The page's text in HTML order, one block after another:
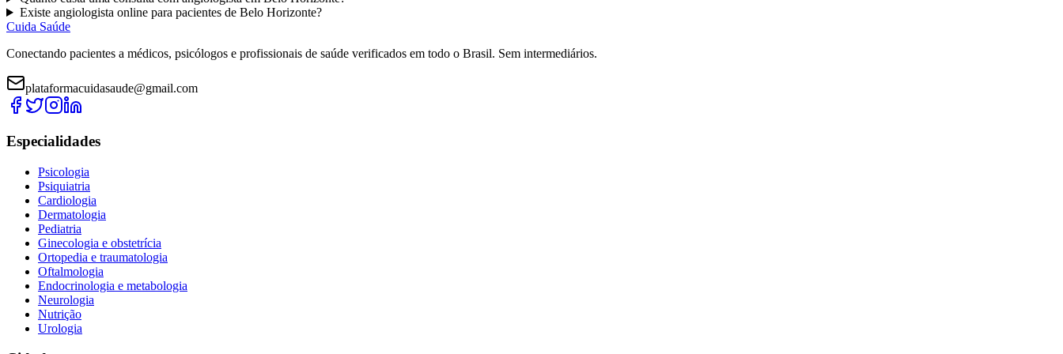
Existe angiologista online para pacientes de Belo Horizonte?
Cuida Saúde
Conectando pacientes a médicos, psicólogos e profissionais de saúde verificados em todo o Brasil. Sem intermediários.
plataformacuidasaude@gmail.com
Especialidades
Psicologia
Psiquiatria
Cardiologia
Dermatologia
Pediatria
Ginecologia e obstetrícia
Ortopedia e traumatologia
Oftalmologia
Endocrinologia e metabologia
Neurologia
Nutrição
Urologia